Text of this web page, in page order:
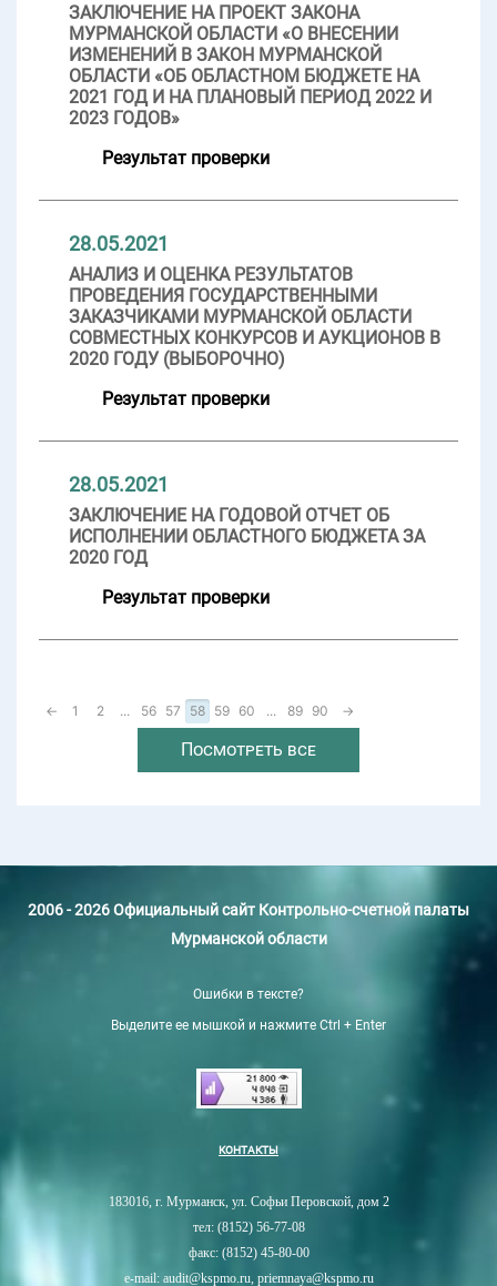
ЗАКЛЮЧЕНИЕ НА ПРОЕКТ ЗАКОНА
МУРМАНСКОЙ ОБЛАСТИ «О ВНЕСЕНИИ
ИЗМЕНЕНИЙ В ЗАКОН МУРМАНСКОЙ
ОБЛАСТИ «ОБ ОБЛАСТНОМ БЮДЖЕТЕ НА
2021 ГОД И НА ПЛАНОВЫЙ ПЕРИОД 2022 И
2023 ГОДОВ»
Результат проверки
28.05.2021
АНАЛИЗ И ОЦЕНКА РЕЗУЛЬТАТОВ
ПРОВЕДЕНИЯ ГОСУДАРСТВЕННЫМИ
ЗАКАЗЧИКАМИ МУРМАНСКОЙ ОБЛАСТИ
СОВМЕСТНЫХ КОНКУРСОВ И АУКЦИОНОВ В
2020 ГОДУ (ВЫБОРОЧНО)
Результат проверки
28.05.2021
ЗАКЛЮЧЕНИЕ НА ГОДОВОЙ ОТЧЕТ ОБ
ИСПОЛНЕНИИ ОБЛАСТНОГО БЮДЖЕТА ЗА
2020 ГОД
Результат проверки
← 1 2 ... 56 57 58 59 60 ... 89 90 →
Посмотреть все
2006 - 2026 Официальный сайт Контрольно-счетной палаты
Мурманской области
Ошибки в тексте?
Выделите ее мышкой и нажмите Ctrl + Enter
КОНТАКТЫ
183016, г. Мурманск, ул. Софьи Перовской, дом 2
тел: (8152) 56-77-08
факс: (8152) 45-80-00
e-mail: audit@kspmo.ru, priemnaya@kspmo.ru